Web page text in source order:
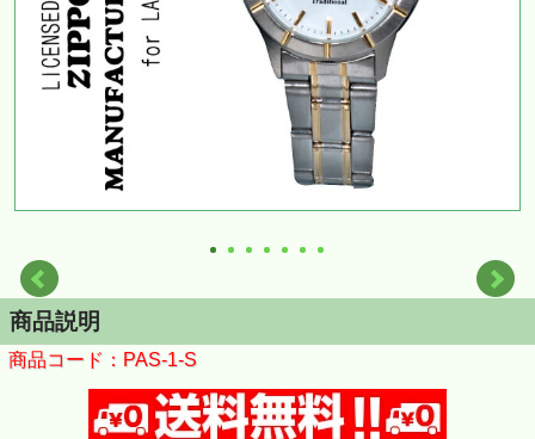
商品説明
商品コード：PAS-1-S